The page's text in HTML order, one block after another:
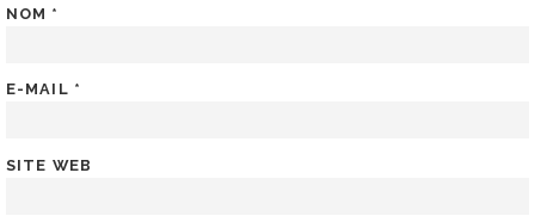
NOM *
E-MAIL *
SITE WEB